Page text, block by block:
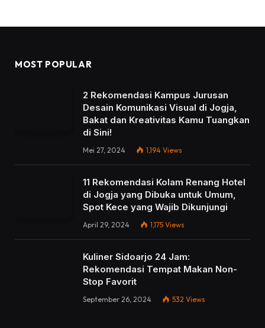
MOST POPULAR
2 Rekomendasi Kampus Jurusan
Desain Komunikasi Visual di Jogja,
Bakat dan Kreativitas Kamu Tuangkan
di Sini!
Mei 27, 2024 1,194 Views
11 Rekomendasi Kolam Renang Hotel
di Jogja yang Dibuka untuk Umum,
Spot Kece yang Wajib Dikunjungi
April 29, 2024 1,175 Views
Kuliner Sidoarjo 24 Jam:
Rekomendasi Tempat Makan Non-
Stop Favorit
September 26, 2024 532 Views